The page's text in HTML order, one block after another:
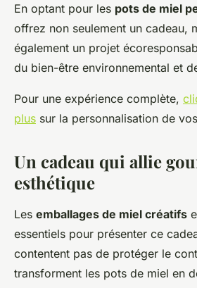
En optant pour les pots de miel
offrez non seulement un cadeau,
également un projet
du bien-être environnemental et
Pour une expérience complète,
plus sur la personnalisation de
Un cadeau qui allie
esthétique
Les emballages de miel créatifs
essentiels pour présenter ce
contentent pas de protéger le
transforment les pots de miel en